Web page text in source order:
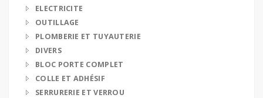
ELECTRICITE
OUTILLAGE
PLOMBERIE ET TUYAUTERIE
DIVERS
BLOC PORTE COMPLET
COLLE ET ADHÉSIF
SERRURERIE ET VERROU